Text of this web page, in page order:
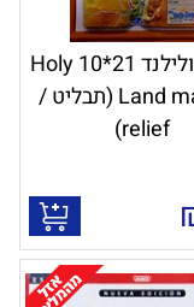
מגנט הולילנד 21*10 Holy
Land magnet (תבליט /
relief)